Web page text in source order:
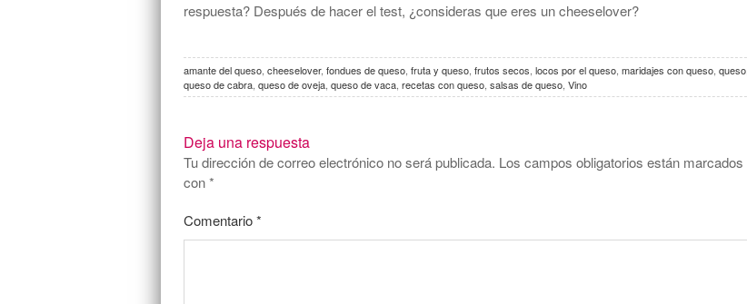
respuesta? Después de hacer el test, ¿consideras que eres un cheeselover?
amante del queso cheeselover, fondues de queso fruta y queso frutos secos locos por el queso maridajes con queso queso
queso de cabra queso de oveja queso de vaca recetas con queso salsas de queso Vino
Deja una respuesta
Tu dirección de correo electrónico no será publicada. Los campos obligatorios están marcados
con*
Comentario*